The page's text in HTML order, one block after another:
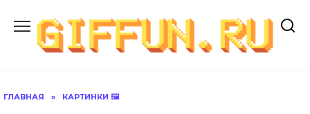
содержанию
ГЛАВНАЯ » КАРТИНКИ 🖼